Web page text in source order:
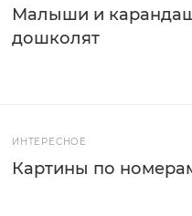
Малыши и
дошколят
ИНТЕРЕСНОЕ
Картины по